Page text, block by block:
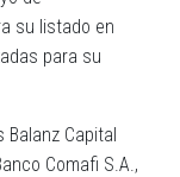
su listado en
para su
Capital
Comafi S.A.,